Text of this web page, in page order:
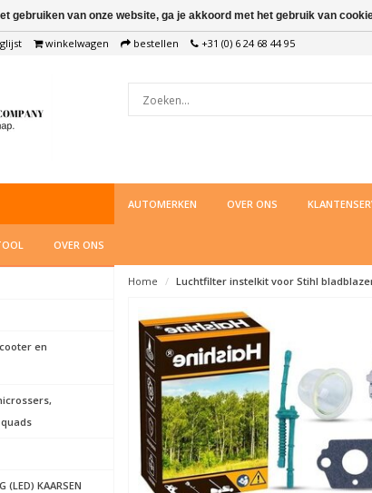
winkelwagen bestellen +31 (0) 6 24 68 44 95
AUTOMERKEN OVER ONS
OVER ONS
en
(LED) KAARSEN
Home Luchtfilter instelkit voor Stihl bladblazer
gebruiken van onze website, ga je akkoord met het gebruik van